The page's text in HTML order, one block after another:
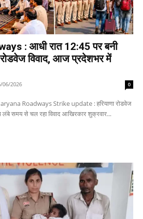
: आधी रात 12:45 पर बनी
विवाद, आज प्रदेशभर में
06/2026 0
Roadways Strike update : हरियाणा रोडवेज
लंबे समय से चल रहा विवाद आखिरकार शुक्रवार...